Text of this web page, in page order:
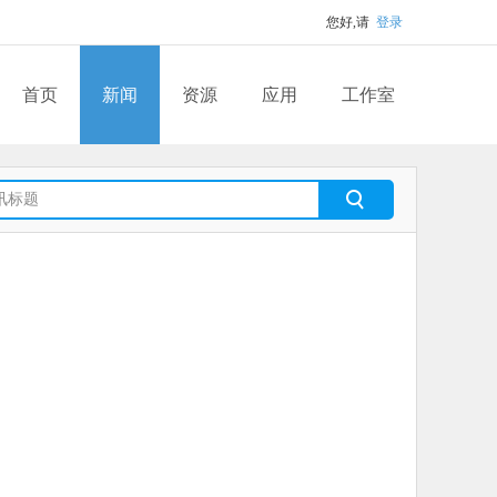
您好,请 登录
首页 新闻 资源 应用 工作室